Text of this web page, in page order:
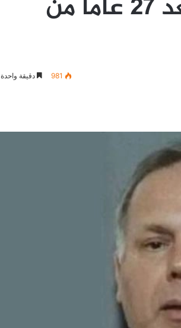
اعتقال بريطاني هارب بعد 27 عاماً من
981 دقيقة واحدة